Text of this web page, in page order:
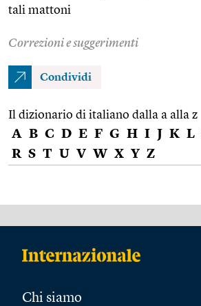
tali mattoni
Correzioni e suggerimenti
Condividi
Il dizionario di italiano dalla a alla z
A B C D E F G H I J K L
R S T U V W X Y Z
Chi siamo